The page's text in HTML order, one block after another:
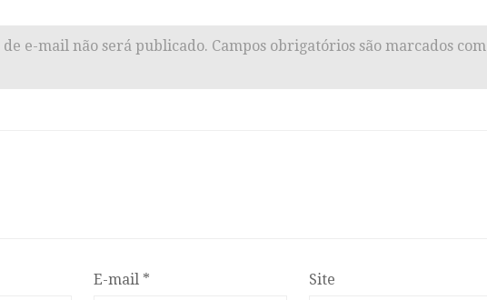
de e-mail não será publicado. Campos obrigatórios são marcados com
E-mail * Site